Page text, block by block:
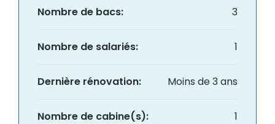
Nombre de bacs: 3
Nombre de salariés: 1
Dernière rénovation: Moins de 3 ans
Nombre de cabine(s): 1